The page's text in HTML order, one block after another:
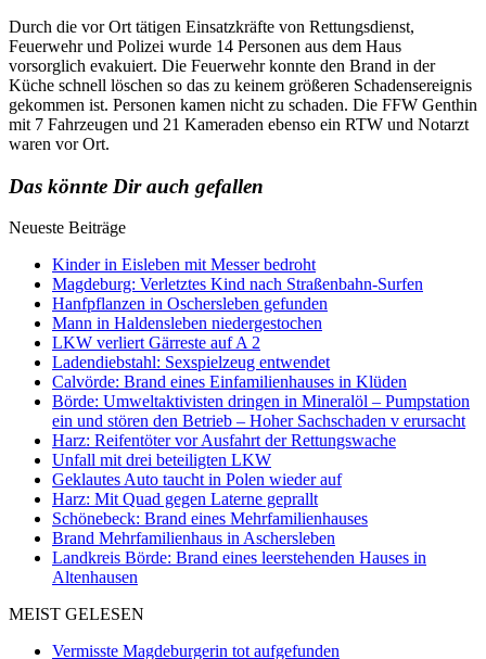
Durch die vor Ort tätigen Einsatzkräfte von Rettungsdienst,
Feuerwehr und Polizei wurde 14 Personen aus dem Haus
vorsorglich evakuiert. Die Feuerwehr konnte den Brand in der
Küche schnell löschen so das zu keinem größeren Schadensereignis
gekommen ist. Personen kamen nicht zu schaden. Die FFW Genthin
mit 7 Fahrzeugen und 21 Kameraden ebenso ein RTW und Notarzt
waren vor Ort.
Das könnte Dir auch gefallen
Neueste Beiträge
Kinder in Eisleben mit Messer bedroht
Magdeburg: Verletztes Kind nach Straßenbahn-Surfen
Hanfpflanzen in Oschersleben gefunden
Mann in Haldensleben niedergestochen
LKW verliert Gärreste auf A 2
Ladendiebstahl: Sexspielzeug entwendet
Calvörde: Brand eines Einfamilienhauses in Klüden
Börde: Umweltaktivisten dringen in Mineralöl – Pumpstation
ein und stören den Betrieb – Hoher Sachschaden v erursacht
Harz: Reifentöter vor Ausfahrt der Rettungswache
Unfall mit drei beteiligten LKW
Geklautes Auto taucht in Polen wieder auf
Harz: Mit Quad gegen Laterne geprallt
Schönebeck: Brand eines Mehrfamilienhauses
Brand Mehrfamilienhaus in Aschersleben
Landkreis Börde: Brand eines leerstehenden Hauses in
Altenhausen
MEIST GELESEN
Vermisste Magdeburgerin tot aufgefunden